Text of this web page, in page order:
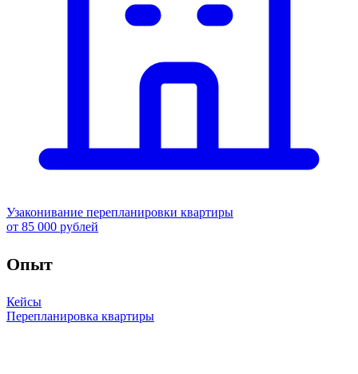
Узаконивание перепланировки квартиры
от 85 000 рублей
Опыт
Кейсы
Перепланировка квартиры